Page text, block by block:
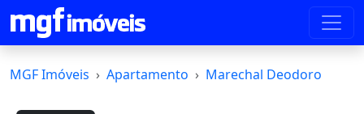
MGF Imóveis Apartamento Marechal Deodoro